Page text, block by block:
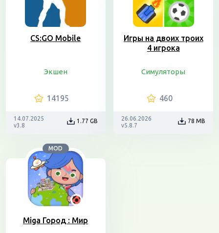
CS:GO Mobile
Экшен
14195
14.07.2025
v3.8
1.77 GB
Игры на двоих троих
4 игрока
Симуляторы
460
26.06.2026
v5.8.7
78 MB
MOD
Miga Город : Мир